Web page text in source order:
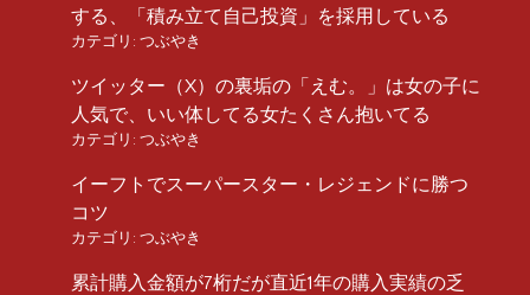
する、「積み立て自己投資」を採用している
カテゴリ: つぶやき
ツイッター（X）の裏垢の「えむ。」は女の子に
人気で、いい体してる女たくさん抱いてる
カテゴリ: つぶやき
イーフトでスーパースター・レジェンドに勝つ
コツ
カテゴリ: つぶやき
累計購入金額が7桁だが直近1年の購入実績の乏